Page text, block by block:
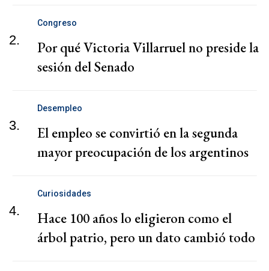
2.
Congreso
Por qué Victoria Villarruel no preside la
sesión del Senado
3.
Desempleo
El empleo se convirtió en la segunda
mayor preocupación de los argentinos
4.
Curiosidades
Hace 100 años lo eligieron como el
árbol patrio, pero un dato cambió todo